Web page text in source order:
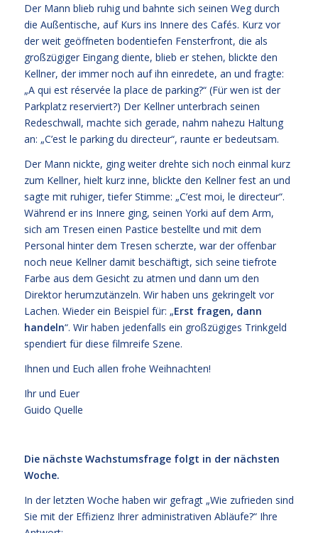
Der Mann blieb ruhig und bahnte sich seinen Weg durch
die Außentische, auf Kurs ins Innere des Cafés. Kurz vor
der weit geöffneten bodentiefen Fensterfront, die als
großzügiger Eingang diente, blieb er stehen, blickte den
Kellner, der immer noch auf ihn einredete, an und fragte:
„A qui est réservée la place de parking?“ (Für wen ist der
Parkplatz reserviert?) Der Kellner unterbrach seinen
Redeschwall, machte sich gerade, nahm nahezu Haltung
an: „C’est le parking du directeur“, raunte er bedeutsam.
Der Mann nickte, ging weiter drehte sich noch einmal kurz
zum Kellner, hielt kurz inne, blickte den Kellner fest an und
sagte mit ruhiger, tiefer Stimme: „C’est moi, le directeur“.
Während er ins Innere ging, seinen Yorki auf dem Arm,
sich am Tresen einen Pastice bestellte und mit dem
Personal hinter dem Tresen scherzte, war der offenbar
noch neue Kellner damit beschäftigt, sich seine tiefrote
Farbe aus dem Gesicht zu atmen und dann um den
Direktor herumzutänzeln. Wir haben uns gekringelt vor
Lachen. Wieder ein Beispiel für: „Erst fragen, dann
handeln“. Wir haben jedenfalls ein großzügiges Trinkgeld
spendiert für diese filmreife Szene.
Ihnen und Euch allen frohe Weihnachten!
Ihr und Euer
Guido Quelle
Die nächste Wachstumsfrage folgt in der nächsten
Woche.
In der letzten Woche haben wir gefragt „Wie zufrieden sind
Sie mit der Effizienz Ihrer administrativen Abläufe?“ Ihre